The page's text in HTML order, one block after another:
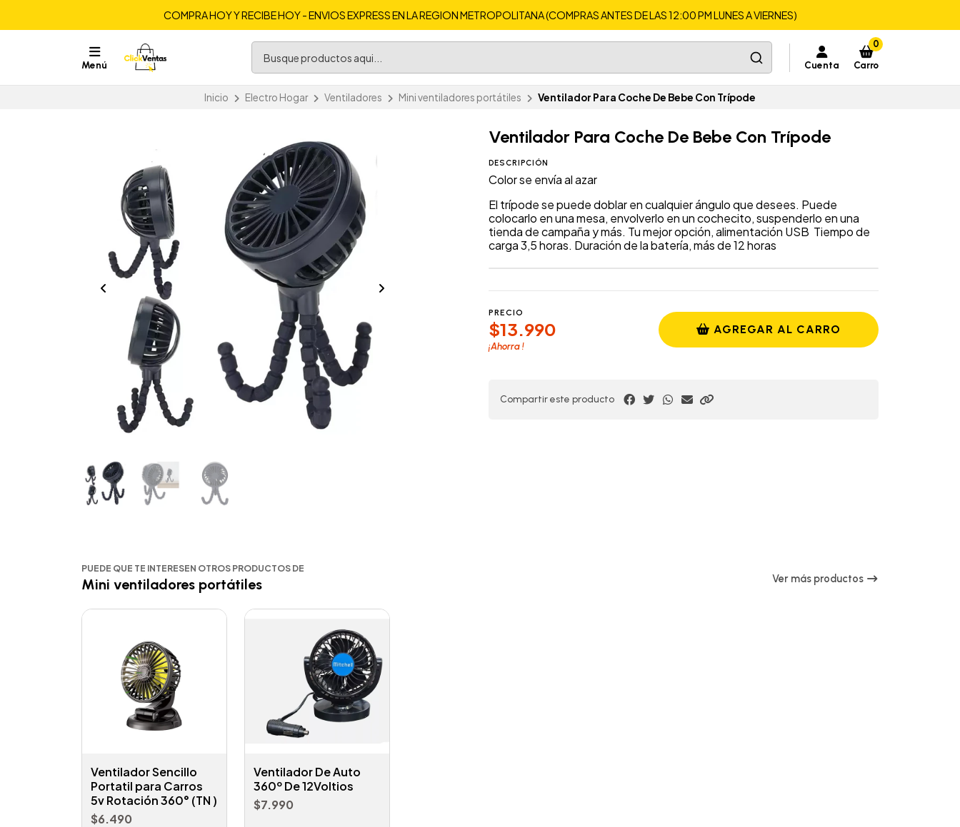
COMPRA HOY Y RECIBE HOY - ENVIOS EXPRESS EN LA REGION METROPOLITANA (COMPRAS ANTES DE LAS 12:00 PM LUNES A VIERNES)
Menú Cuenta
0
Carro
Inicio Electro Hogar Ventiladores Mini ventiladores portátiles Ventilador Para Coche De Bebe Con Trípode
Ventilador Para Coche De Bebe Con Trípode
DESCRIPCIÓN
Color se envía al azar
El trípode se puede doblar en cualquier ángulo que desees. Puede
colocarlo en una mesa, envolverlo en un cochecito, suspenderlo en una
tienda de campaña y más. Tu mejor opción, alimentación USB Tiempo de
carga 3,5 horas. Duración de la batería, más de 12 horas
PRECIO
$13.990
¡Ahorra!
AGREGAR AL CARRO
Compartir este producto
PUEDE QUE TE INTERESEN OTROS PRODUCTOS DE
Mini ventiladores portátiles Ver más productos
Ventilador Sencillo
Portatil para Carros
5v Rotación 360° (TN )
$6.490
Ventilador De Auto
360º De 12Voltios
$7.990